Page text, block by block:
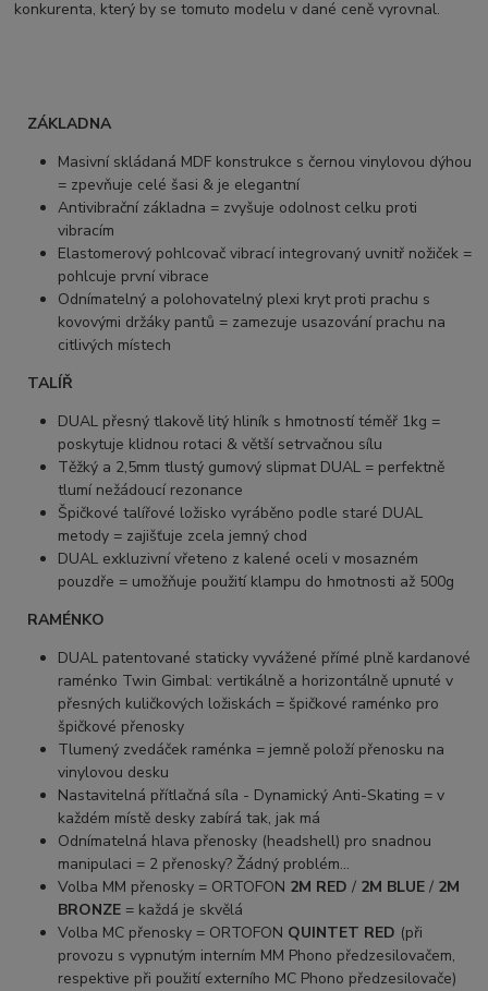
konkurenta, který by se tomuto modelu v dané ceně vyrovnal.
ZÁKLADNA
Masivní skládaná MDF konstrukce s černou vinylovou dýhou
= zpevňuje celé šasi & je elegantní
Antivibrační základna = zvyšuje odolnost celku proti
vibracím
Elastomerový pohlcovač vibrací integrovaný uvnitř nožiček =
pohlcuje první vibrace
Odnímatelný a polohovatelný plexi kryt proti prachu s
kovovými držáky pantů = zamezuje usazování prachu na
citlivých místech
TALÍŘ
DUAL přesný tlakově litý hliník s hmotností téměř 1kg =
poskytuje klidnou rotaci & větší setrvačnou sílu
Těžký a 2,5mm tlustý gumový slipmat DUAL = perfektně
tlumí nežádoucí rezonance
Špičkové talířové ložisko vyráběno podle staré DUAL
metody = zajišťuje zcela jemný chod
DUAL exkluzivní vřeteno z kalené oceli v mosazném
pouzdře = umožňuje použití klampu do hmotnosti až 500g
RAMÉNKO
DUAL patentované staticky vyvážené přímé plně kardanové
raménko Twin Gimbal: vertikálně a horizontálně upnuté v
přesných kuličkových ložiskách = špičkové raménko pro
špičkové přenosky
Tlumený zvedáček raménka = jemně položí přenosku na
vinylovou desku
Nastavitelná přítlačná síla - Dynamický Anti-Skating = v
každém místě desky zabírá tak, jak má
Odnímatelná hlava přenosky (headshell) pro snadnou
manipulaci = 2 přenosky? Žádný problém...
Volba MM přenosky = ORTOFON 2M RED / 2M BLUE/ 2M
BRONZE = každá je skvělá
Volba MC přenosky = ORTOFON QUINTET RED (při
provozu s vypnutým interním MM Phono předzesilovačem,
respektive při použití externího MC Phono předzesilovače)